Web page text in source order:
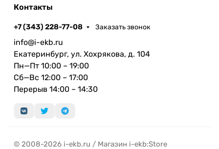
Контакты
+7 (343) 228-77-08 Заказать звонок
info@i-ekb.ru
Екатеринбург, ул. Хохрякова, д. 104
Пн—Пт 10:00 – 19:00
Сб—Вс 12:00 – 17:00
Перерыв 14:00 – 14:30
© 2008-2026 i-ekb.ru / Магазин i-ekb:Store